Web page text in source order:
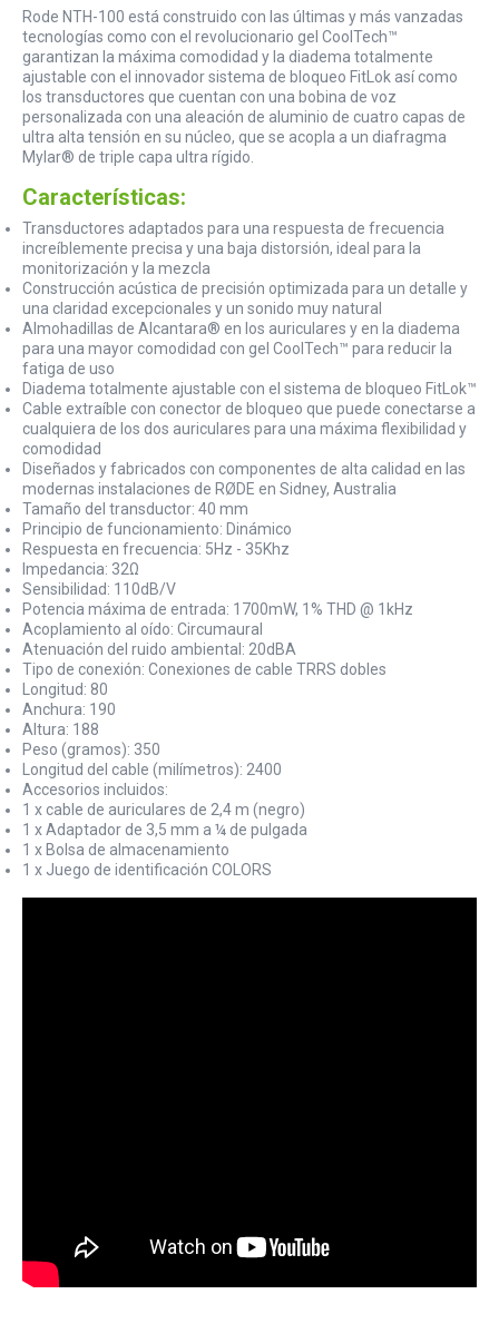
Rode NTH-100 está construido con las últimas y más vanzadas
tecnologías como con el revolucionario gel CoolTech™
garantizan la máxima comodidad y la diadema totalmente
ajustable con el innovador sistema de bloqueo FitLok así como
los transductores que cuentan con una bobina de voz
personalizada con una aleación de aluminio de cuatro capas de
ultra alta tensión en su núcleo, que se acopla a un diafragma
Mylar® de triple capa ultra rígido.
Características:
Transductores adaptados para una respuesta de frecuencia
increíblemente precisa y una baja distorsión, ideal para la
monitorización y la mezcla
Construcción acústica de precisión optimizada para un detalle y
una claridad excepcionales y un sonido muy natural
Almohadillas de Alcantara® en los auriculares y en la diadema
para una mayor comodidad con gel CoolTech™ para reducir la
fatiga de uso
Diadema totalmente ajustable con el sistema de bloqueo FitLok™
Cable extraíble con conector de bloqueo que puede conectarse a
cualquiera de los dos auriculares para una máxima flexibilidad y
comodidad
Diseñados y fabricados con componentes de alta calidad en las
modernas instalaciones de RØDE en Sidney, Australia
Tamaño del transductor: 40 mm
Principio de funcionamiento: Dinámico
Respuesta en frecuencia: 5Hz - 35Khz
Impedancia: 32Ω
Sensibilidad: 110dB/V
Potencia máxima de entrada: 1700mW, 1% THD @ 1kHz
Acoplamiento al oído: Circumaural
Atenuación del ruido ambiental: 20dBA
Tipo de conexión: Conexiones de cable TRRS dobles
Longitud: 80
Anchura: 190
Altura: 188
Peso (gramos): 350
Longitud del cable (milímetros): 2400
Accesorios incluidos:
1 x cable de auriculares de 2,4 m (negro)
1 x Adaptador de 3,5 mm a ¼ de pulgada
1 x Bolsa de almacenamiento
1 x Juego de identificación COLORS